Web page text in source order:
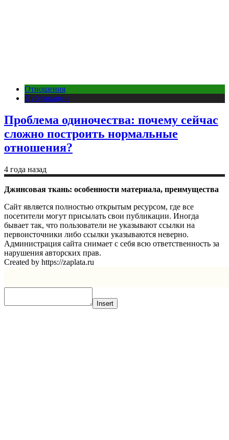
Отношения
Публикации
Проблема одиночества: почему сейчас
сложно построить нормальные
отношения?
4 года назад
Джинсовая ткань: особенности материала, преимущества
Сайт является полностью открытым ресурсом, где все
посетители могут присылать свои публикации. Иногда
бывает так, что пользователи не указывают ссылки на
первоисточники либо ссылки указываются неверно.
Администрация сайта снимает с себя всю ответственность за
нарушения авторских прав.
Created by https://zaplata.ru
Insert